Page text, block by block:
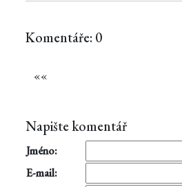
Komentáře: 0
««
Napište komentář
Jméno:
E-mail: